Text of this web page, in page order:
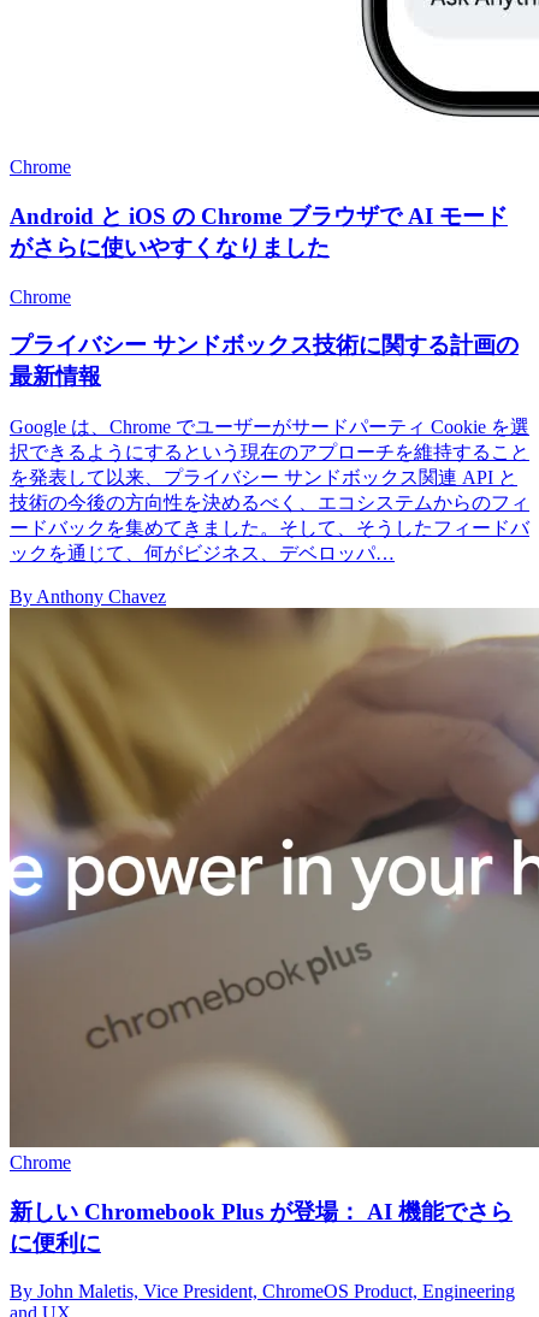
Chrome
Android と iOS の Chrome ブラウザで AI モード
がさらに使いやすくなりました
Chrome
プライバシー サンドボックス技術に関する計画の
最新情報
Google は、Chrome でユーザーがサードパーティ Cookie を選
択できるようにするという現在のアプローチを維持すること
を発表して以来、プライバシー サンドボックス関連 API と
技術の今後の方向性を決めるべく、エコシステムからのフィ
ードバックを集めてきました。そして、そうしたフィードバ
ックを通じて、何がビジネス、デベロッパ…
By Anthony Chavez
Chrome
新しい Chromebook Plus が登場： AI 機能でさら
に便利に
By John Maletis, Vice President, ChromeOS Product, Engineering